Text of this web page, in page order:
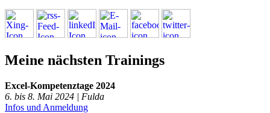
Meine nächsten Trainings
Excel-Kompetenztage 2024
6. bis 8. Mai 2024 | Fulda
Infos und Anmeldung